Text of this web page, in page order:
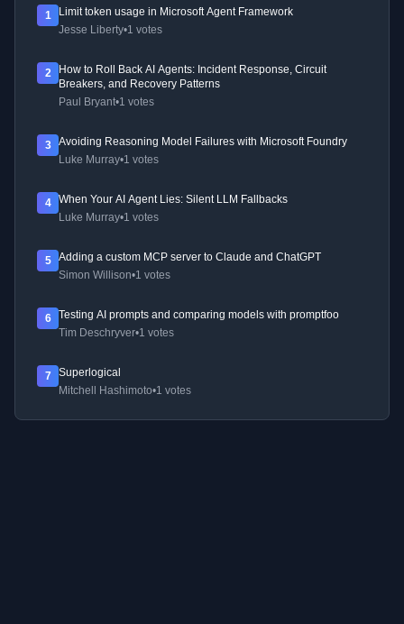
1
Limit token usage in Microsoft Agent Framework
Jesse Liberty•1 votes
2
How to Roll Back AI Agents: Incident Response, Circuit
Breakers, and Recovery Patterns
Paul Bryant•1 votes
3
Avoiding Reasoning Model Failures with Microsoft Foundry
Luke Murray•1 votes
4
When Your AI Agent Lies: Silent LLM Fallbacks
Luke Murray•1 votes
5
Adding a custom MCP server to Claude and ChatGPT
Simon Willison•1 votes
6
Testing AI prompts and comparing models with promptfoo
Tim Deschryver•1 votes
7
Superlogical
Mitchell Hashimoto•1 votes